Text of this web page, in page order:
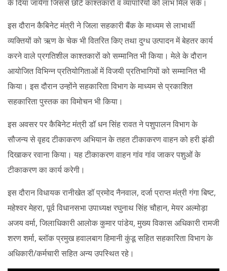
के दिया जायेगा जिससे छोटे काश्तकारों व व्यापारियों को लाभ मिल सके।
इस दौरान कैबिनेट मंत्री ने जिला सहकारी बैंक के माध्यम से लाभार्थी
व्यक्तियों को ऋण के चेक भी वितरित किए तथा दुग्ध उत्पादन में बेहतर कार्य
करने वाले प्रगतिशील काश्तकारों को सम्मानित भी किया। मेले के दौरान
आयोजित विभिन्न प्रतियोगिताओं में विजयी प्रतिभागियों को सम्मानित भी
किया। इस दौरान उन्होंने सहकारिता विभाग के माध्यम से प्रकाशित
सहकारिता पुस्तक का विमोचन भी किया।
इस अवसर पर कैबिनेट मंत्री डॉ धन सिंह रावत ने पशुपालन विभाग के
सौजन्य से वृहद टीकाकरण अभियान के तहत टीकाकरण वाहन को हरी झंडी
दिखाकर रवाना किया। यह टीकाकरण वाहन गांव गांव जाकर पशुओं के
टीकाकरण का कार्य करेगी।
इस दौरान विधायक रानीखेत डॉ प्रमोद नैनवाल, दर्जा प्राप्त मंत्री गंगा बिष्ट,
महेश्वर मेहरा, पूर्व विधानसभा उपाध्यक्ष रघुनाथ सिंह चौहान, मेयर अल्मोड़ा
अजय वर्मा, जिलाधिकारी आलोक कुमार पांडेय, मुख्य विकास अधिकारी रामजी
शरण शर्मा, ब्लॉक प्रमुख हवालबाग हिमानी कुंडू सहित सहकारिता विभाग के
अधिकारी/कर्मचारी सहित अन्य उपस्थित रहे।